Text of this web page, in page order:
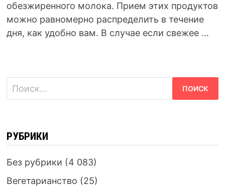
обезжиренного молока. Прием этих продуктов
можно равномерно распределить в течение
дня, как удобно вам. В случае если свежее ...
Найти:
РУБРИКИ
Без рубрики (4 083)
Вегетарианство (25)